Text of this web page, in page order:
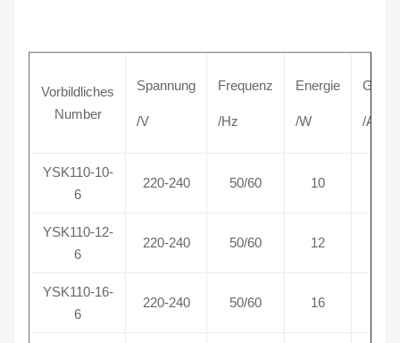
Vorbildliches
Number
Spannung
/V
Frequenz
/Hz
Energie
/W /A
YSK110-10-
6
220-240 50/60 10
YSK110-12-
6
220-240 50/60 12
YSK110-16-
6
220-240 50/60 16